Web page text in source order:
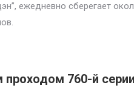
ежедневно сберегает
760-й